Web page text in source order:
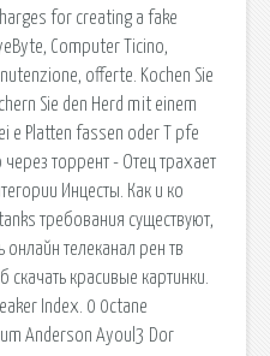
for creating a fake
Computer Ticino,
offerte. Kochen Sie
Sie den Herd mit einem
e Platten fassen oder T pfe
торрент - Отец трахает
Инцесты. Как и ко
требования существуют,
онлайн телеканал рен тв
скачать красивые картинки.
Index. 0 0ctane
Anderson Ayoul3 Dor